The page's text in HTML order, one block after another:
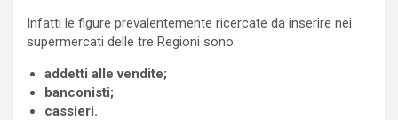
Infatti le figure prevalentemente ricercate da inserire nei
supermercati delle tre Regioni sono:
addetti alle vendite;
banconisti;
cassieri.